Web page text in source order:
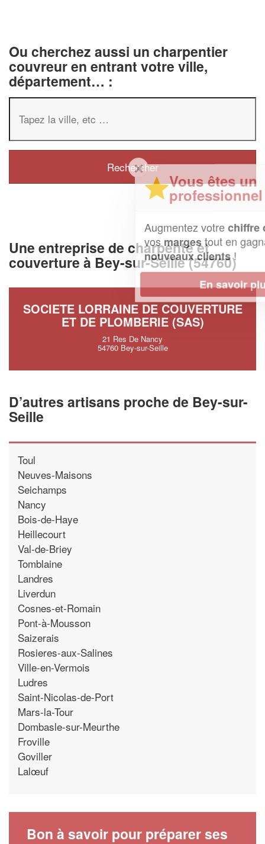
Ou cherchez aussi un charpentier
couvreur en entrant votre ville,
département… :
Une entreprise de charpente et
couverture à Bey-sur-Seille (54760)
SOCIETE LORRAINE DE COUVERTURE
ET DE PLOMBERIE (SAS)
21 Res De Nancy
54760 Bey-sur-Seille
D’autres artisans proche de Bey-sur-
Seille
Toul
Neuves-Maisons
Seichamps
Nancy
Bois-de-Haye
Heillecourt
Val-de-Briey
Tomblaine
Landres
Liverdun
Cosnes-et-Romain
Pont-à-Mousson
Saizerais
Rosieres-aux-Salines
Ville-en-Vermois
Ludres
Saint-Nicolas-de-Port
Mars-la-Tour
Dombasle-sur-Meurthe
Froville
Goviller
Lalœuf
Bon à savoir pour préparer ses
Vous êtes un
professionnel ?
Augmentez votrechiffre d'affaireset
vos marges tout en gagnant de
nouveaux clients!
En savoir plus